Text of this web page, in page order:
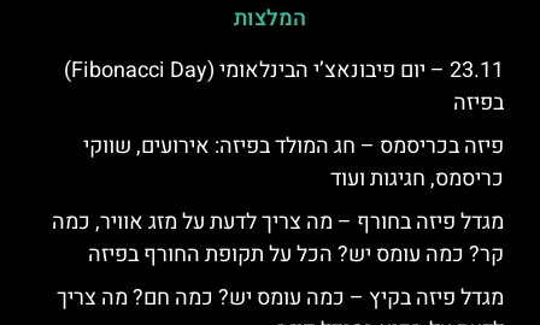
המלצות
23.11 – יום פיבונאצ’י הבינלאומי (Fibonacci Day)
בפיזה
פיזה בכריסמס – חג המולד בפיזה: אירועים, שווקי
כריסמס, חגיגות ועוד
מגדל פיזה בחורף – מה צריך לדעת על מזג אוויר, כמה
קר? כמה עומס יש? הכל על תקופת החורף בפיזה
מגדל פיזה בקיץ – כמה עומס יש? כמה חם? מה צריך